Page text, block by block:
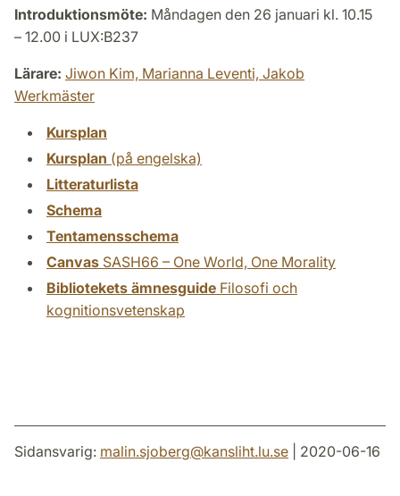
Introduktionsmöte: Måndagen den 26 januari kl. 10.15
– 12.00 i LUX:B237
Lärare: Jiwon Kim, Marianna Leventi, Jakob
Werkmäster
Kursplan
Kursplan (på engelska)
Litteraturlista
Schema
Tentamensschema
Canvas SASH66 – One World, One Morality
Bibliotekets ämnesguide Filosofi och
kognitionsvetenskap
Sidansvarig: malin.sjoberg@kansliht.lu.se | 2020-06-16